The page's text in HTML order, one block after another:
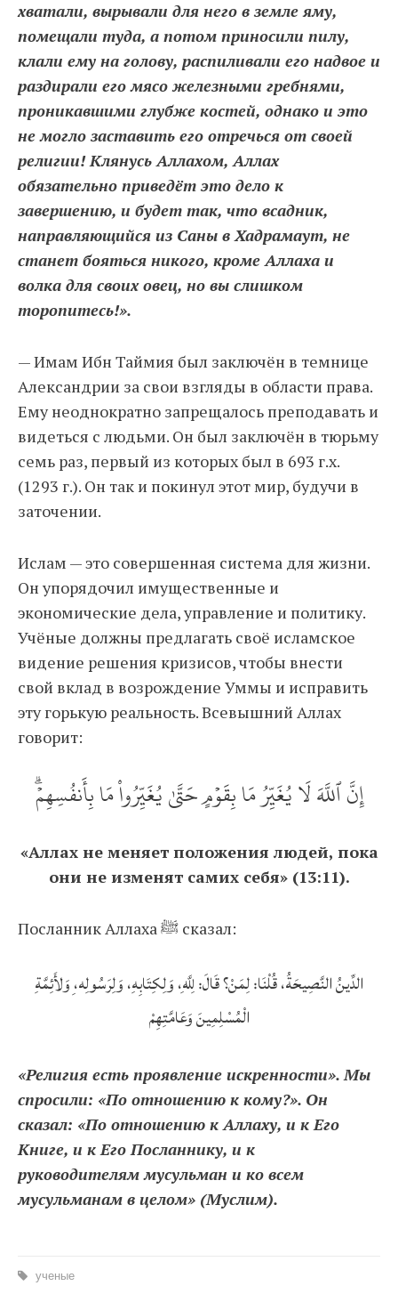
хватали, вырывали для него в земле яму,
помещали туда, а потом приносили пилу,
клали ему на голову, распиливали его надвое и
раздирали его мясо железными гребнями,
проникавшими глубже костей, однако и это
не могло заставить его отречься от своей
религии! Клянусь Аллахом, Аллах
обязательно приведёт это дело к
завершению, и будет так, что всадник,
направляющийся из Саны в Хадрамаут, не
станет бояться никого, кроме Аллаха и
волка для своих овец, но вы слишком
торопитесь!».
— Имам Ибн Таймия был заключён в темнице
Александрии за свои взгляды в области права.
Ему неоднократно запрещалось преподавать и
видеться с людьми. Он был заключён в тюрьму
семь раз, первый из которых был в 693 г.х.
(1293 г.). Он так и покинул этот мир, будучи в
заточении.
Ислам — это совершенная система для жизни.
Он упорядочил имущественные и
экономические дела, управление и политику.
Учёные должны предлагать своё исламское
видение решения кризисов, чтобы внести
свой вклад в возрождение Уммы и исправить
эту горькую реальность. Всевышний Аллах
говорит:
إِنَّ ٱللَّهَ لَا يُغَيِّرُ مَا بِقَوۡمٍ حَتَّىٰ يُغَيِّرُواْ مَا بِأَنفُسِهِمۡۗ
«Аллах не меняет положения людей, пока
они не изменят самих себя» (13:11).
Посланник Аллаха ﷺ сказал:
الدِّينُ النَّصِيحَةُ، قُلْنَا: لِمَنْ؟ قَالَ: لِلَّهِ، وَلِكِتَابِهِ، وَلِرَسُولِه،ِ وَلأَئِمَّةِ
الْمُسْلِمِينَ وَعَامَّتِهِمْ
«Религия есть проявление искренности». Мы
спросили: «По отношению к кому?». Он
сказал: «По отношению к Аллаху, и к Его
Книге, и к Его Посланнику, и к
руководителям мусульман и ко всем
мусульманам в целом» (Муслим).
ученые